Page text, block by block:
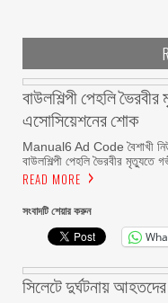
বাউলশিল্পী পেহলি
এসোসিয়েশনের শোক
Manual6 Ad Code বৈশাখী
বাউলশিল্পী পেহলি ভৈরবীর মৃত্যুতে
READ MORE
সংবাদটি শেয়ার করুন
সিলেটে দুর্ঘটনায়